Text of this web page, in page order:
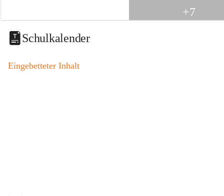
i
t
a
o
+7
Schulkalender
Eingebetteter Inhalt